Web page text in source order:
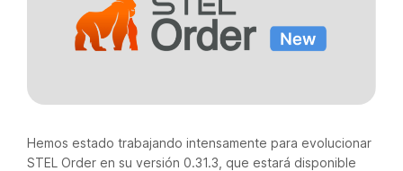
Hemos estado trabajando intensamente para evolucionar
STEL Order en su versión 0.31.3, que estará disponible